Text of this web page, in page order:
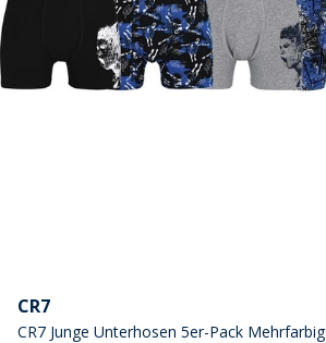
CR7
CR7 Junge Unterhosen 5er-Pack Mehrfarbig